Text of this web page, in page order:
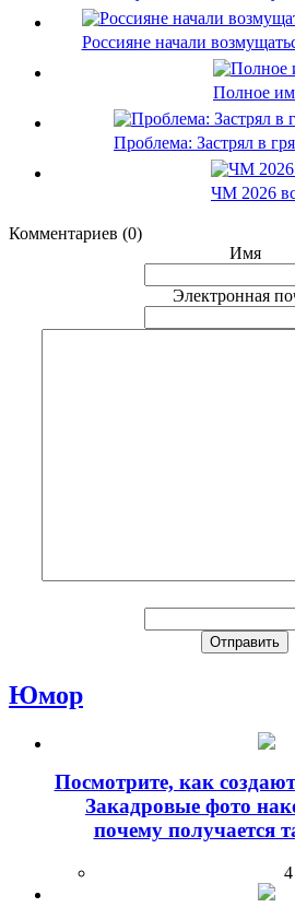
Россияне начали
Полное
Проблема: Застрял в
ЧМ 2026
Комментариев (0)
Имя
Электронная
Юмор
Посмотрите, как
Закадровые фото
почему получается
4